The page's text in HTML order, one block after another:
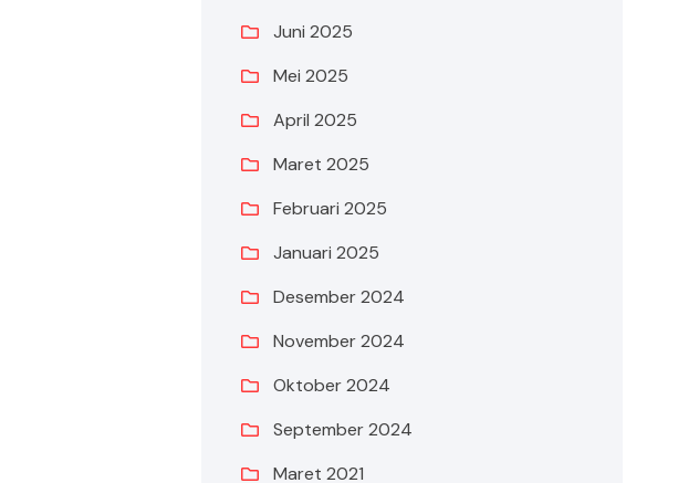
Juni 2025
Mei 2025
April 2025
Maret 2025
Februari 2025
Januari 2025
Desember 2024
November 2024
Oktober 2024
September 2024
Maret 2021